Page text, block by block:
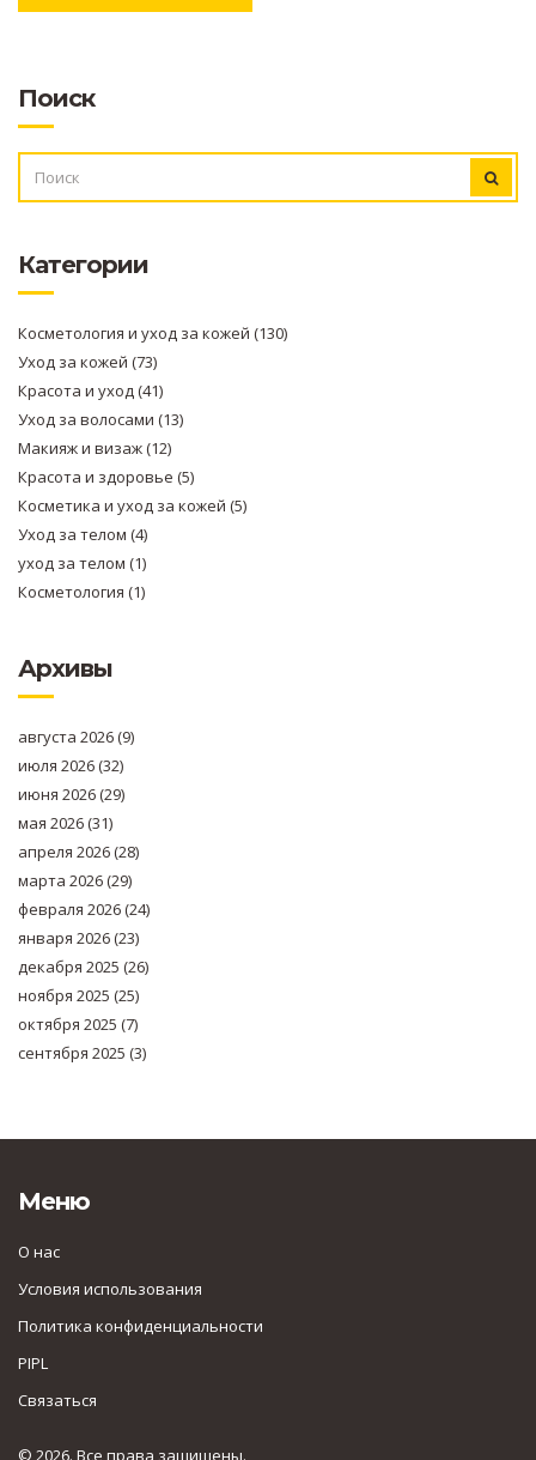
Поиск
Категории
Косметология и уход за кожей (130)
Уход за кожей (73)
Красота и уход(41)
Уход за волосами (13)
Макияж и визаж(12)
Красота и здоровье (5)
Косметика и уход за кожей (5)
Уход за телом (4)
уход за телом (1)
Косметология (1)
Архивы
августа 2026(9)
июля 2026(32)
июня 2026(29)
мая 2026(31)
апреля 2026(28)
марта 2026(29)
февраля 2026(24)
января 2026(23)
декабря 2025 (26)
ноября 2025 (25)
октября 2025 (7)
сентября 2025 (3)
Меню
О нас
Условия использования
Политика конфиденциальности
PIPL
Связаться
© 2026. Все права защищены.